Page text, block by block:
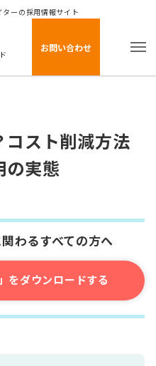
ーの採用情報サイト
お問い合わせ
コスト削減方法
の実態
わるすべての方へ
をダウンロードする